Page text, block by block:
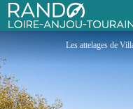
Rando Loire-Anjou-
Les attelages de Villandry